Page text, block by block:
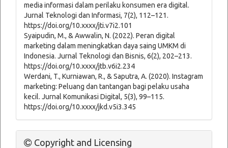
media informasi dalam perilaku konsumen era digital.
Jurnal Teknologi dan Informasi, 7(2), 112–121.
https://doi.org/10.xxxx/jti.v7i2.101
Syaipudin, M., & Awwalin, N. (2022). Peran digital
marketing dalam meningkatkan daya saing UMKM di
Indonesia. Jurnal Teknologi dan Bisnis, 6(2), 202–213.
https://doi.org/10.xxxx/jtb.v6i2.234
Werdani, T., Kurniawan, R., & Saputra, A. (2020). Instagram
marketing: Peluang dan tantangan bagi pelaku usaha
kecil. Jurnal Komunikasi Digital, 5(3), 99–115.
https://doi.org/10.xxxx/jkd.v5i3.345
Copyright and Licensing